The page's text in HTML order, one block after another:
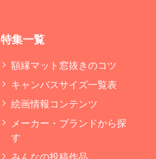
特集一覧
額縁マット窓抜きのコツ
キャンバスサイズ一覧表
絵画情報コンテンツ
メーカー・ブランドから探
す
みんなの投稿作品